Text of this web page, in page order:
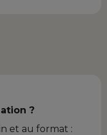
?
et au format :